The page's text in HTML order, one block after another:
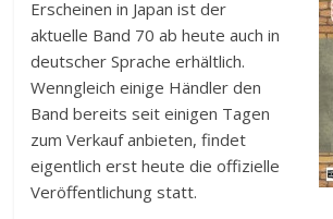
Erscheinen in Japan ist der
aktuelle Band 70 ab heute auch in
deutscher Sprache erhältlich.
Wenngleich einige Händler den
Band bereits seit einigen Tagen
zum Verkauf anbieten, findet
eigentlich erst heute die offizielle
Veröffentlichung statt.